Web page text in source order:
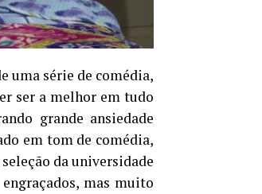
uma série de comédia,
ser a melhor em tudo
grande ansiedade
em tom de comédia,
da universidade
mas muito